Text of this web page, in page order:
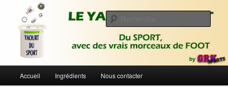
contenu
contenu
secondaireLe Yaourt du Sport
Du sport avec des vrais morceaux de foot | Gronique's Sports Blog
principal
Accueil Ingrédients Nous contacter